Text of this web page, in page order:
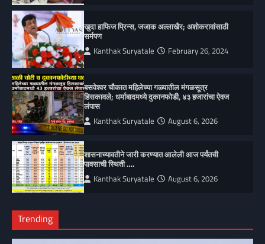
खुदा हाफिज प्रिन्स, जजाक अल्लाखैर; अशोकरावांसाठी
सर्मपण
Kanthak Suryatale February 26, 2024
बसवेश्वर चौकात महिलेच्या गळ्यातील मंगळसूत्र
हिसकावले; धर्माबादमध्ये दुकानफोडी, ४३ हजारांचा ऐवज
लंपास
Kanthak Suryatale August 6, 2026
शासनाच्यावतीने जारी करण्यात आलेली आज पर्यंतची
पावसाची स्थिती ….
Kanthak Suryatale August 6, 2026
Trending